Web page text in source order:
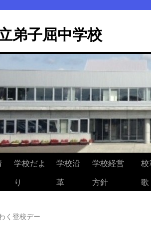
弟子屈中学校
学校だよ
り
学校沿
革
学校経営
方針
校
歌
く登校デー